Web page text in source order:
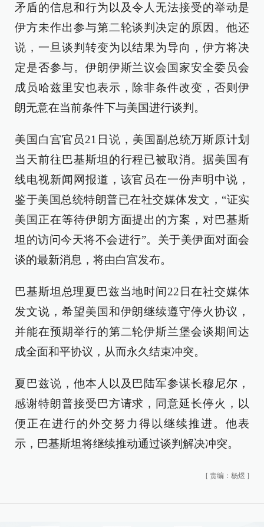
矛盾的信息和行为以及令人无法接受的举动是
伊方未作出参与第二轮谈判决定的原因。他还
说，一旦谈判转变为以结果为导向，伊方将决
定是否参与。伊朗伊斯兰议会国家安全委员会
成员哈兹里安也表示，除非条件改变，否则伊
朗无意在当前条件下与美国进行谈判。
美国白宫官员21日说，美国副总统万斯原计划
当天前往巴基斯坦的行程已被取消。据美国有
线电视新闻网报道，该官员在一份声明中说，
鉴于美国总统特朗普已在社交媒体发文，“证实
美国正在等待伊朗方面提出的方案，对巴基斯
坦的访问今天将不会进行”。关于美伊面对面会
谈的最新消息，将由白宫发布。
巴基斯坦总理夏巴兹当地时间22日在社交媒体
发文说，希望美国和伊朗继续遵守停火协议，
并能在预期举行的第二轮伊斯兰堡会谈期间达
成全面和平协议，从而永久结束冲突。
夏巴兹说，他本人以及巴陆军参谋长穆尼尔，
感谢特朗普接受巴方请求，同意延长停火，以
便正在进行的外交努力得以继续推进。他表
示，巴基斯坦将继续推动通过谈判解决冲突。
[ 责编：杨煜 ]